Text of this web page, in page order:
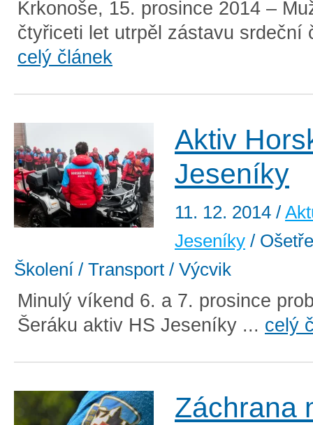
Krkonoše, 15. prosince 2014 –
čtyřiceti let utrpěl zástavu srdeční
celý článek
Aktiv
Jeseníky
11. 12. 2014 /
Jeseníky /
Školení / Transport / Výcvik
Minulý víkend 6. a 7. prosince
Šeráku aktiv HS Jeseníky ... celý
Záchrana